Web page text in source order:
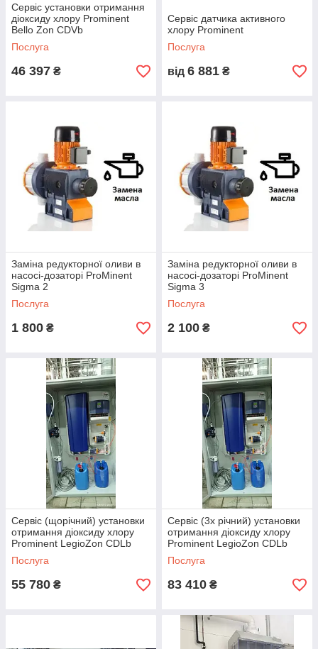
Сервіс установки отримання
діоксиду хлору Prominent
Bello Zon CDVb
Послуга
46 397 ₴
Сервіс датчика активного
хлору Prominent
Послуга
від 6 881 ₴
Заміна редукторної оливи в
насосі-дозаторі ProMinent
Sigma 2
Послуга
1 800 ₴
Заміна редукторної оливи в
насосі-дозаторі ProMinent
Sigma 3
Послуга
2 100 ₴
Сервіс (щорічний) установки
отримання діоксиду хлору
Prominent LegioZon CDLb
Послуга
55 780 ₴
Сервіс (3х річний) установки
отримання діоксиду хлору
Prominent LegioZon CDLb
Послуга
83 410 ₴